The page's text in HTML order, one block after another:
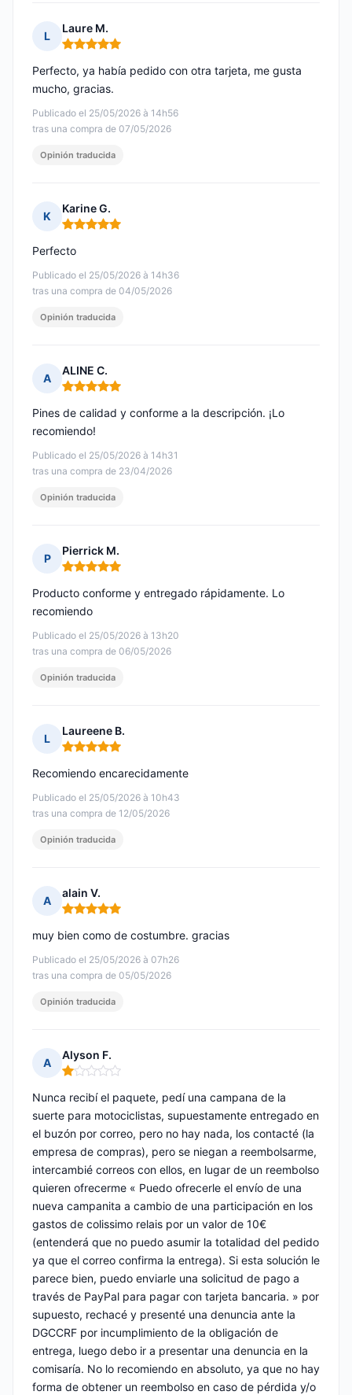
L
Laure M.
Nota: 5 de 5
Publicado el 25/05/2026 à 14h56
tras una compra de 07/05/2026
Perfecto, ya había pedido con otra tarjeta, me gusta
mucho, gracias.
Opinión traducida
K
Karine G.
Nota: 5 de 5
Publicado el 25/05/2026 à 14h36
tras una compra de 04/05/2026
Perfecto
Opinión traducida
A
ALINE C.
Nota: 5 de 5
Publicado el 25/05/2026 à 14h31
tras una compra de 23/04/2026
Pines de calidad y conforme a la descripción. ¡Lo
recomiendo!
Opinión traducida
P
Pierrick M.
Nota: 5 de 5
Publicado el 25/05/2026 à 13h20
tras una compra de 06/05/2026
Producto conforme y entregado rápidamente. Lo
recomiendo
Opinión traducida
L
Laureene B.
Nota: 5 de 5
Publicado el 25/05/2026 à 10h43
tras una compra de 12/05/2026
Recomiendo encarecidamente
Opinión traducida
A
alain V.
Nota: 5 de 5
Publicado el 25/05/2026 à 07h26
tras una compra de 05/05/2026
muy bien como de costumbre. gracias
Opinión traducida
A
Alyson F.
Nota: 1 de 5
Nunca recibí el paquete, pedí una campana de la
suerte para motociclistas, supuestamente entregado en
el buzón por correo, pero no hay nada, los contacté (la
empresa de compras), pero se niegan a reembolsarme,
intercambié correos con ellos, en lugar de un reembolso
quieren ofrecerme « Puedo ofrecerle el envío de una
nueva campanita a cambio de una participación en los
gastos de colissimo relais por un valor de 10€
(entenderá que no puedo asumir la totalidad del pedido
ya que el correo confirma la entrega). Si esta solución le
parece bien, puedo enviarle una solicitud de pago a
través de PayPal para pagar con tarjeta bancaria. » por
supuesto, rechacé y presenté una denuncia ante la
DGCCRF por incumplimiento de la obligación de
entrega, luego debo ir a presentar una denuncia en la
comisaría. No lo recomiendo en absoluto, ya que no hay
forma de obtener un reembolso en caso de pérdida y/o